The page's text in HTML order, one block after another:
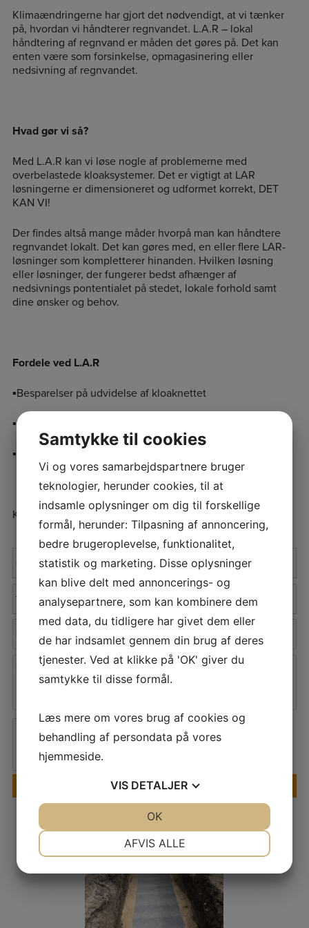
Klimaændringerne har gjort det nødvendigt, at vi tænker
på, hvordan vi håndterer regnvandet. L.A.R – lokal
håndtering af regnvand er måden det gøres på. Det kan
enten være som forsinkelse, opmagasinering eller
nedsivning af regnvandet.
Hvad gør vi så?
Med L.A.R kan vi løse nogle af problemerne med
overbelastede kloaksystemer. Det er vigtigt at LAR
løsningerne er dimensioneret og udformet korrekt, DET
KAN VI!
Der findes altså mange måder hvorpå man kan håndtere
regnvandet lokalt. Det kan gøres med, en eller flere LAR-
løsninger som kompletterer hinanden. Hvilken løsning
eller løsninger, der fungerer bedst afhænger af
nedsivnings pontentialet på stedet, lokale forhold samt
dine ønsker og behov.
Fordele ved L.A.R
▪️Besparelser på udvidelse af kloaknettet
▪️Forsinker regnvandet til kloakken
▪️Genanvendelse af regnvandet
Kontakt vores eksperter allerede i dag –
Samtykke til cookies
Vi og vores samarbejdspartnere bruger
teknologier, herunder cookies, til at
indsamle oplysninger om dig til forskellige
formål, herunder: Tilpasning af annoncering,
bedre brugeroplevelse, funktionalitet,
statistik og marketing. Disse oplysninger
kan blive delt med annoncerings- og
analysepartnere, som kan kombinere dem
med data, du tidligere har givet dem eller
de har indsamlet gennem din brug af deres
tjenester. Ved at klikke på 'OK' giver du
samtykke til disse formål.
Læs mere om vores brug af cookies og
behandling af persondata på vores
hjemmeside.
VIS DETALJER
MARKETING STATISTIK
AFVIS ALLE
OK